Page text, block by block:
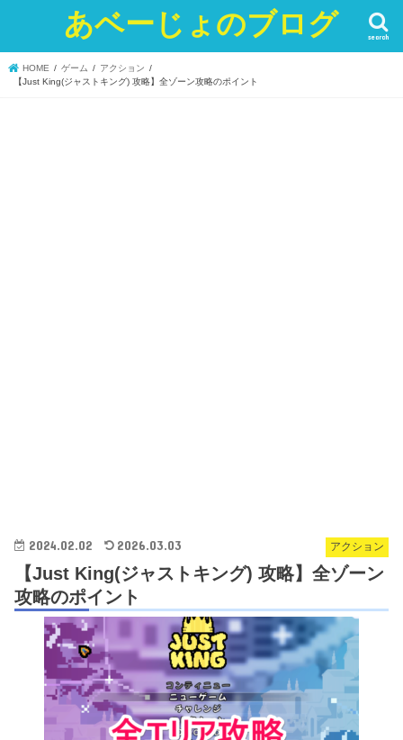
あベーじょのブログ search
HOME ゲーム
アクション
【Just King(ジャストキング) 攻略】全ゾーン攻略のポイント
アクション
2024.02.02 2026.03.03
【Just King(ジャストキング) 攻略】全ゾーン
攻略のポイント